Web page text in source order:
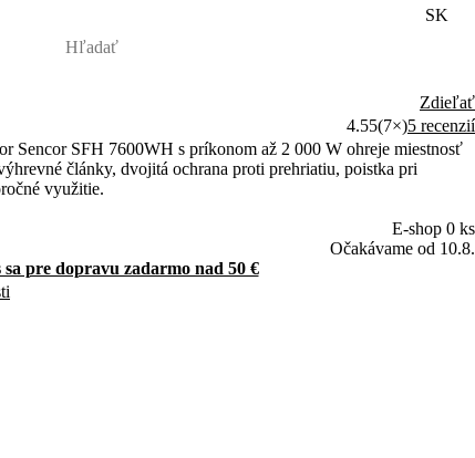
SK
Zdieľať
4.55(7×)5 recenzií
Sencor SFH 7600WH s príkonom až 2 000 W ohreje miestnosť
články, dvojitá ochrana proti prehriatiu, poistka pri
využitie.
E-shop 0 ks
Očakávame od 10.8.
sa pre dopravu zadarmo nad 50 €